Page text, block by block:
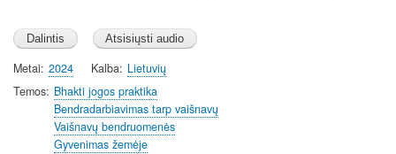
l
a
y
Metai 2024 Kalba Lietuvių
Temos Bhakti jogos praktika
Bendradarbiavimas tarp vaišnavų
Vaišnavų bendruomenės
Gyvenimas žemėje